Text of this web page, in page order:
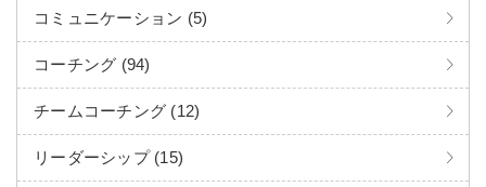
コミュニケーション (5)
コーチング (94)
チームコーチング (12)
リーダーシップ (15)